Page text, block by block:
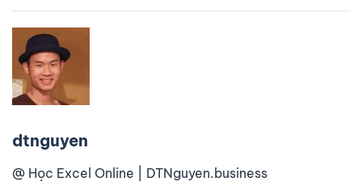
dtnguyen
@ Học Excel Online | DTNguyen.business